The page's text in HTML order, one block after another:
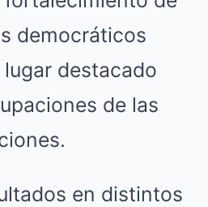
democráticos
destacado
de las
en distintos